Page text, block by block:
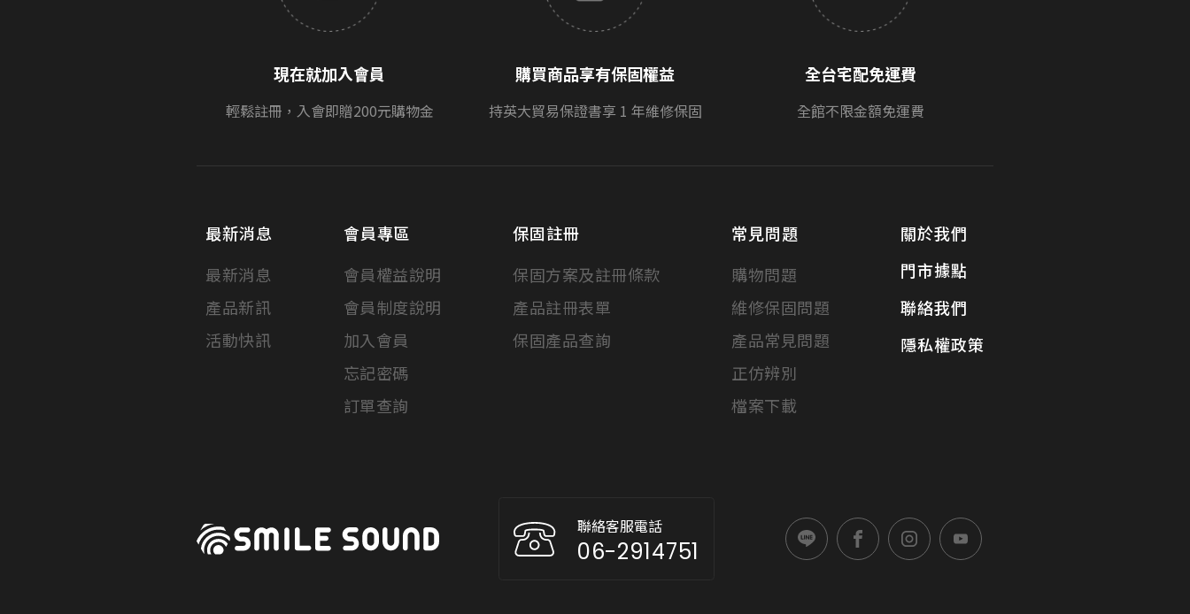
現在就加入會員
輕鬆註冊，入會即贈200元購物金
購買商品享有保固權益
持英大貿易保證書享 1 年維修保固
全台宅配免運費
全館不限金額免運費
最新消息
最新消息
產品新訊
活動快訊
會員專區
會員權益說明
會員制度說明
加入會員
忘記密碼
訂單查詢
保固註冊
保固方案及註冊條款
產品註冊表單
保固產品查詢
常見問題
購物問題
維修保固問題
產品常見問題
正仿辨別
檔案下載
關於我們
門市據點
聯絡我們
隱私權政策
聯絡客服電話
06-2914751